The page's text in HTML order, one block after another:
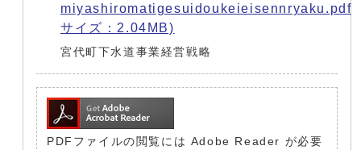
miyashiromatigesuidoukeieisennryaku.pdf
サイズ：2.04MB)
宮代町下水道事業経営戦略
PDFファイルの閲覧には Adobe Reader が必要